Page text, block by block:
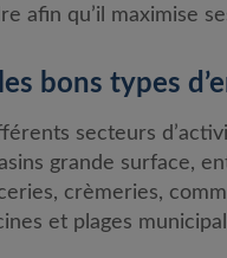
afin qu’il maximise
bons types
secteurs
grande surface,
crèmeries,
et plages